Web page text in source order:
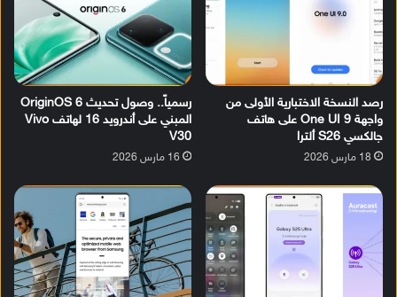
رصد النسخة الاختبارية الأولى من
واجهة One UI 9 على هاتف
جالكسي S26 ألترا
18 مارس 2026
رسمياً.. وصول تحديث OriginOS 6
المبني على أندرويد 16 لهاتف Vivo
V30
16 مارس 2026